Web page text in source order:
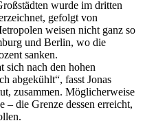
wurde im dritten
gefolgt von
weisen nicht ganz so
und Berlin, wo die
sanken.
sich nach den hohen
abgekühlt“, fasst Jonas
zusammen. Möglicherweise
– die Grenze dessen erreicht,